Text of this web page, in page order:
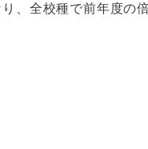
、全校種で前年度の